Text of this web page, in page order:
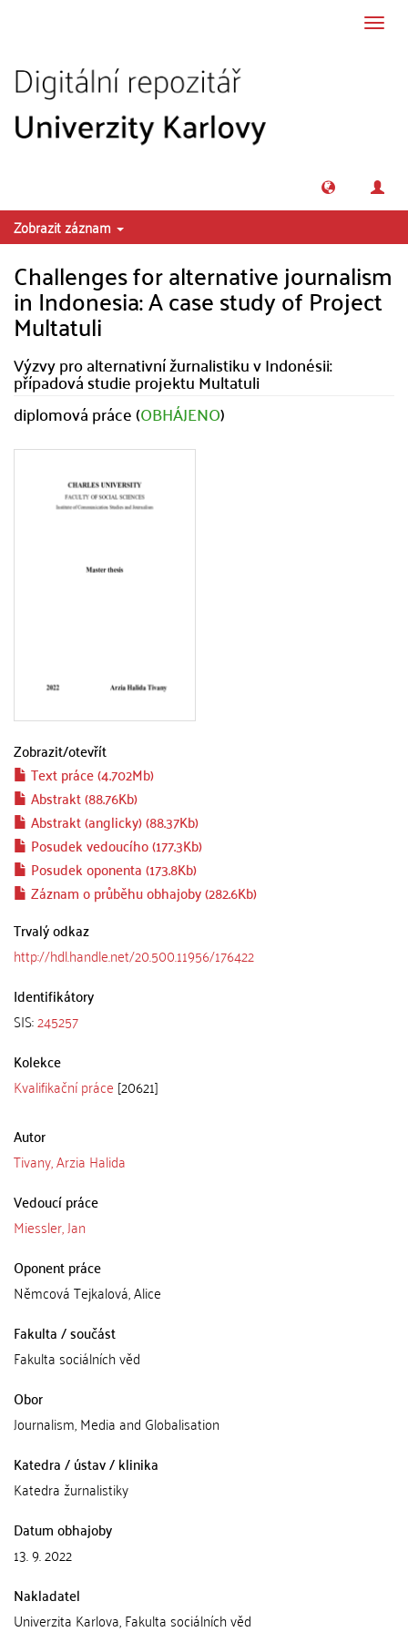
Zobrazit záznam
Challenges for alternative journalism
in Indonesia: A case study of Project
Multatuli
Výzvy pro alternativní žurnalistiku v Indonésii:
případová studie projektu Multatuli
diplomová práce (OBHÁJENO)
Zobrazit/otevřít
Text práce (4.702Mb)
Abstrakt (88.76Kb)
Abstrakt (anglicky) (88.37Kb)
Posudek vedoucího (177.3Kb)
Posudek oponenta (173.8Kb)
Záznam o průběhu obhajoby (282.6Kb)
Trvalý odkaz
http://hdl.handle.net/20.500.11956/176422
Identifikátory
SIS:245257
Kolekce
Kvalifikační práce [20621]
Autor
Tivany, Arzia Halida
Vedoucí práce
Miessler, Jan
Oponent práce
Němcová Tejkalová, Alice
Fakulta / součást
Fakulta sociálních věd
Obor
Journalism, Media and Globalisation
Katedra / ústav / klinika
Katedra žurnalistiky
Datum obhajoby
13. 9. 2022
Nakladatel
Univerzita Karlova, Fakulta sociálních věd